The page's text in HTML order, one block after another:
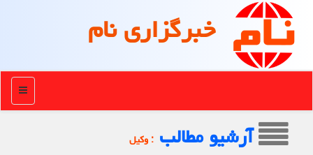
خبرگزاری نام
منو
آرشیو مطالب : وكیل